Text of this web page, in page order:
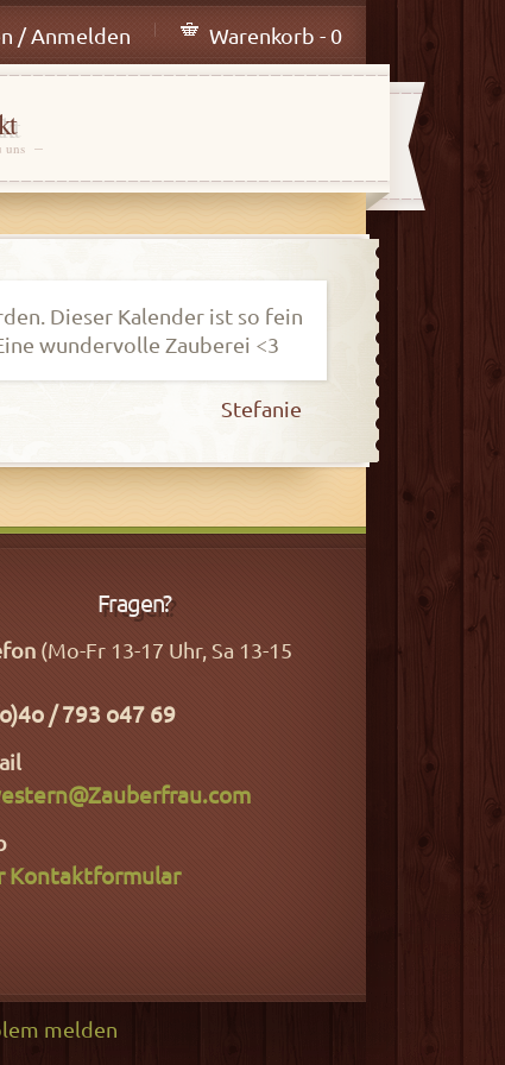
/ Anmelden Warenkorb - 0
uns
Dieser Kalender ist so fein
wundervolle Zauberei <3
Stefanie
Fragen?
(Mo-Fr 13-17 Uhr, Sa 13-15
/ 793 o47 69
Kontaktformular
melden